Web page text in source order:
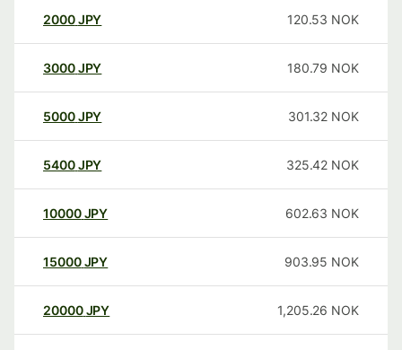
2000JPY 120.53 NOK
3000JPY 180.79 NOK
5000JPY 301.32 NOK
5400JPY 325.42 NOK
10000 JPY 602.63 NOK
15000 JPY 903.95 NOK
20000 JPY 1,205.26 NOK